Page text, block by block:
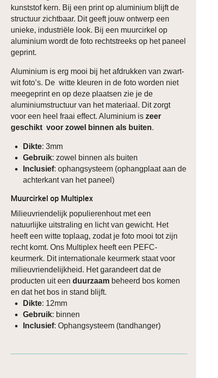
kunststof kern. Bij een print op aluminium blijft de
structuur zichtbaar. Dit geeft jouw ontwerp een
unieke, industriële look. Bij een muurcirkel op
aluminium wordt de foto rechtstreeks op het paneel
geprint.
Aluminium is erg mooi bij het afdrukken van zwart-
wit foto’s. De witte kleuren in de foto worden niet
meegeprint en op deze plaatsen zie je de
aluminiumstructuur van het materiaal. Dit zorgt
voor een heel fraai effect. Aluminium iszeer
geschikt voor zowel binnen als buiten.
Dikte: 3mm
Gebruik: zowel binnen als buiten
Inclusief: ophangsysteem (ophangplaat aan de
achterkant van het paneel)
Muurcirkel op Multiplex
Milieuvriendelijk populierenhout met een
natuurlijke uitstraling en licht van gewicht. Het
heeft een witte toplaag, zodat je foto mooi tot zijn
recht komt. Ons Multiplex heeft een PEFC-
keurmerk. Dit internationale keurmerk staat voor
milieuvriendelijkheid. Het garandeert dat de
producten uit eenduurzaam beheerd bos komen
en dat het bos in stand blijft.
Dikte: 12mm
Gebruik: binnen
Inclusief: Ophangsysteem (tandhanger)